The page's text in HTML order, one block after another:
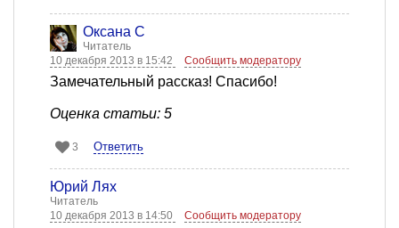
Оксана С
Читатель
10 декабря 2013 в 15:42
Сообщить модератору
Замечательный рассказ! Спасибо!
Оценка статьи: 5
3 Ответить
Юрий Лях
Читатель
10 декабря 2013 в 14:50
Сообщить модератору